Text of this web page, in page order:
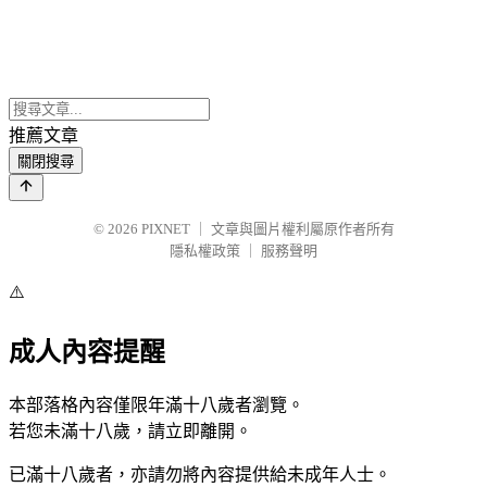
推薦文章
關閉搜尋
© 2026 PIXNET
文章與圖片權利屬原作者所有
隱私權政策
服務聲明
⚠️
成人內容提醒
本部落格內容僅限年滿十八歲者瀏覽。
若您未滿十八歲，請立即離開。
已滿十八歲者，亦請勿將內容提供給未成年人士。